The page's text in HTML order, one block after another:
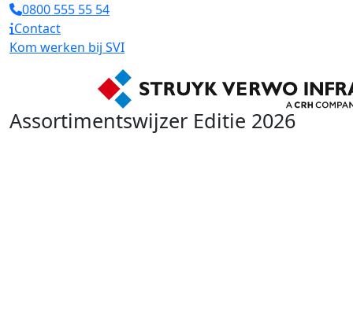
0800 555 55 54
Contact
Kom werken bij SVI
Assortimentswijzer Editie 2026